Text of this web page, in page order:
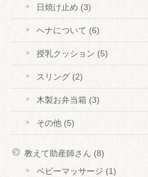
日焼け止め (3)
ヘナについて (6)
授乳クッション (5)
スリング (2)
木製お弁当箱 (3)
その他 (5)
教えて助産師さん (8)
ベビーマッサージ (1)